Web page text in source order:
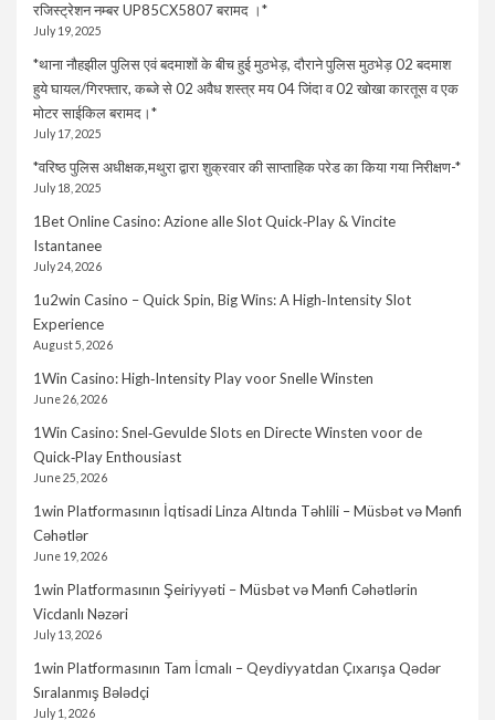
रजिस्ट्रेशन नम्बर UP85CX5807 बरामद ।*
July 19, 2025
*थाना नौहझील पुलिस एवं बदमाशों के बीच हुई मुठभेड़, दौराने पुलिस मुठभेड़ 02 बदमाश
हुये घायल/गिरफ्तार, कब्जे से 02 अवैध शस्त्र मय 04 जिंदा व 02 खोखा कारतूस व एक
मोटर साईकिल बरामद।*
July 17, 2025
*वरिष्ठ पुलिस अधीक्षक,मथुरा द्वारा शुक्रवार की साप्ताहिक परेड का किया गया निरीक्षण-*
July 18, 2025
1Bet Online Casino: Azione alle Slot Quick‑Play & Vincite
Istantanee
July 24, 2026
1u2win Casino – Quick Spin, Big Wins: A High‑Intensity Slot
Experience
August 5, 2026
1Win Casino: High‑Intensity Play voor Snelle Winsten
June 26, 2026
1Win Casino: Snel‑Gevulde Slots en Directe Winsten voor de
Quick‑Play Enthousiast
June 25, 2026
1win Platformasının İqtisadi Linza Altında Təhlili – Müsbət və Mənfi
Cəhətlər
June 19, 2026
1win Platformasının Şeiriyyəti – Müsbət və Mənfi Cəhətlərin
Vicdanlı Nəzəri
July 13, 2026
1win Platformasının Tam İcmalı – Qeydiyyatdan Çıxarışa Qədər
Sıralanmış Bələdçi
July 1, 2026